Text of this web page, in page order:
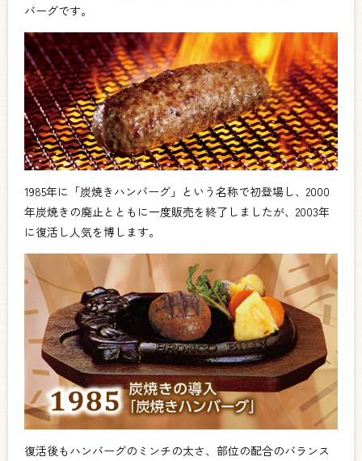
バーグです。
1985年に「炭焼きハンバーグ」という名称で初登場し、2000
年炭焼きの廃止とともに一度販売を終了しましたが、2003年
に復活し人気を博します。
復活後もハンバーグのミンチの太さ、部位の配合のバランス